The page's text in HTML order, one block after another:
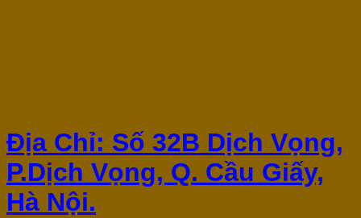
Địa Chỉ: Số 32B Dịch Vọng,
P.Dịch Vọng, Q. Cầu Giấy,
Hà Nội.